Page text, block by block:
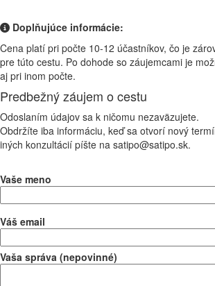
Doplňujúce informácie:
Cena platí pri počte 10-12 účastníkov, čo je
pre túto cestu. Po dohode so záujemcami je
aj pri inom počte.
Predbežný záujem o cestu
Odoslaním údajov sa k ničomu nezaväzujete.
Obdržíte iba informáciu, keď sa otvorí nový
iných konzultácií píšte na satipo@satipo.sk.
Vaše meno
Váš email
Vaša správa (nepovinné)